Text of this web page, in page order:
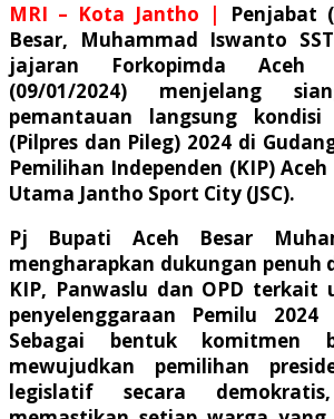
MRI – Kota Jantho |
Penjabat
Besar, Muhammad Iswanto
jajaran Forkopimda Aceh
(09/01/2024) menjelang
pemantauan langsung
(Pilpres dan Pileg) 2024 di
Pemilihan Independen (KIP)
Utama Jantho Sport City (JSC).
Pj Bupati Aceh Besar
mengharapkan dukungan penuh
KIP, Panwaslu dan OPD terkait
penyelenggaraan Pemilu
Sebagai bentuk komitmen
mewujudkan pemilihan
legislatif secara